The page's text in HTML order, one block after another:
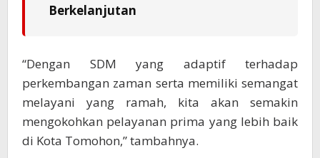
Berkelanjutan
“Dengan SDM yang adaptif terhadap
perkembangan zaman serta memiliki semangat
melayani yang ramah, kita akan semakin
mengokohkan pelayanan prima yang lebih baik
di Kota Tomohon,” tambahnya.